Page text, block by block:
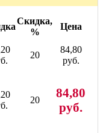
Скидка,
%
Цена
20
84,80
руб.
20
84,80
руб.